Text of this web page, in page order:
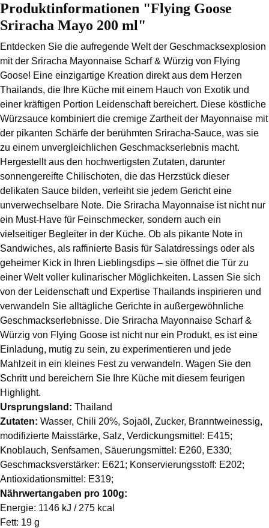
Produktinformationen "Flying Goose
Sriracha Mayo 200 ml"
Entdecken Sie die aufregende Welt der Geschmacksexplosion
mit der Sriracha Mayonnaise Scharf & Würzig von Flying
Goose! Eine einzigartige Kreation direkt aus dem Herzen
Thailands, die Ihre Küche mit einem Hauch von Exotik und
einer kräftigen Portion Leidenschaft bereichert. Diese köstliche
Würzsauce kombiniert die cremige Zartheit der Mayonnaise mit
der pikanten Schärfe der berühmten Sriracha-Sauce, was sie
zu einem unvergleichlichen Geschmackserlebnis macht.
Hergestellt aus den hochwertigsten Zutaten, darunter
sonnengereifte Chilischoten, die das Herzstück dieser
delikaten Sauce bilden, verleiht sie jedem Gericht eine
unverwechselbare Note. Die Sriracha Mayonnaise ist nicht nur
ein Must-Have für Feinschmecker, sondern auch ein
vielseitiger Begleiter in der Küche. Ob als pikante Note in
Sandwiches, als raffinierte Basis für Salatdressings oder als
geheimer Kick in Ihren Lieblingsdips – sie öffnet die Tür zu
einer Welt voller kulinarischer Möglichkeiten. Lassen Sie sich
von der Leidenschaft und Expertise Thailands inspirieren und
verwandeln Sie alltägliche Gerichte in außergewöhnliche
Geschmackserlebnisse. Die Sriracha Mayonnaise Scharf &
Würzig von Flying Goose ist nicht nur ein Produkt, es ist eine
Einladung, mutig zu sein, zu experimentieren und jede
Mahlzeit in ein kleines Fest zu verwandeln. Wagen Sie den
Schritt und bereichern Sie Ihre Küche mit diesem feurigen
Highlight.
Ursprungsland: Thailand
Zutaten: Wasser, Chili 20%, Sojaöl, Zucker, Branntweinessig,
modifizierte Maisstärke, Salz, Verdickungsmittel: E415;
Knoblauch, Senfsamen, Säuerungsmittel: E260, E330;
Geschmacksverstärker: E621; Konservierungsstoff: E202;
Antioxidationsmittel: E319;
Nährwertangaben pro 100g:
Energie: 1146 kJ / 275 kcal
Fett: 19 g